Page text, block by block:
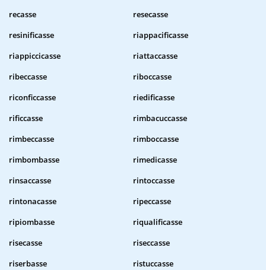
recasse
resecasse
resinificasse
riappacificasse
riappiccicasse
riattaccasse
ribeccasse
riboccasse
riconficcasse
riedificasse
rificcasse
rimbacuccasse
rimbeccasse
rimboccasse
rimbombasse
rimedicasse
rinsaccasse
rintoccasse
rintonacasse
ripeccasse
ripiombasse
riqualificasse
risecasse
riseccasse
riserbasse
ristuccasse